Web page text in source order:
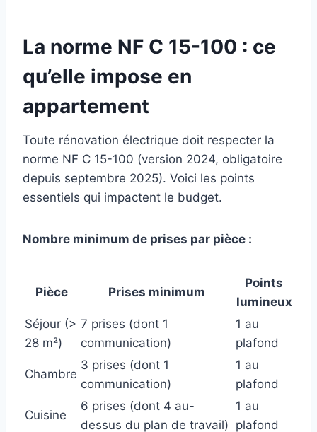
La norme NF C 15-100 : ce
qu’elle impose en
appartement
Toute rénovation électrique doit respecter la
norme NF C 15-100 (version 2024, obligatoire
depuis septembre 2025). Voici les points
essentiels qui impactent le budget.
Nombre minimum de prises par pièce :
Pièce Prises minimum
Points
lumineux
Séjour (>
28 m²)
7 prises (dont 1
communication)
1 au
plafond
Chambre
3 prises (dont 1
communication)
1 au
plafond
Cuisine
6 prises (dont 4 au-
dessus du plan de travail)
1 au
plafond